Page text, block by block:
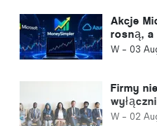
Akcje
rosną, a
W - 03
Firmy
W - 02